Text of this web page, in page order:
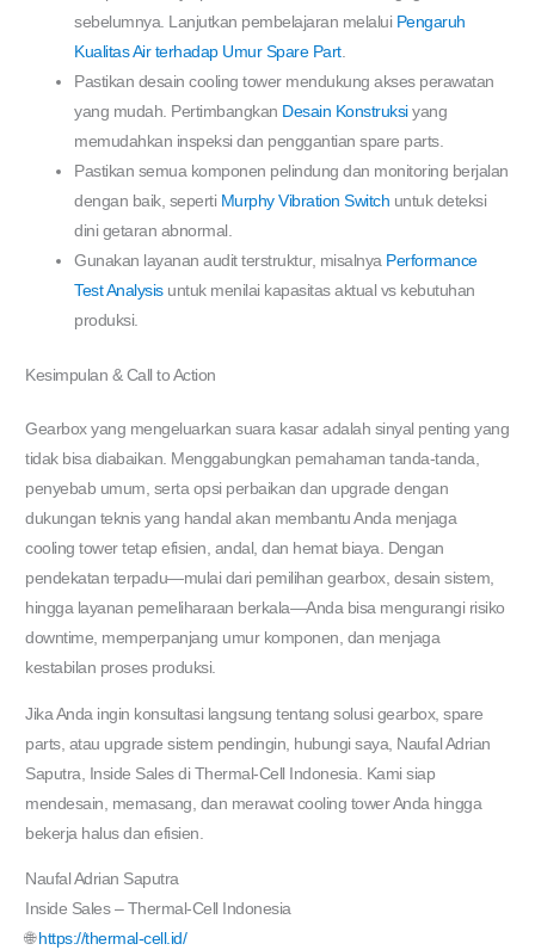
sebelumnya. Lanjutkan pembelajaran melalui Pengaruh
Kualitas Air terhadap Umur Spare Part.
Pastikan desain cooling tower mendukung akses perawatan
yang mudah. Pertimbangkan Desain Konstruksiyang
memudahkan inspeksi dan penggantian spare parts.
Pastikan semua komponen pelindung dan monitoring berjalan
dengan baik, seperti Murphy Vibration Switch untuk deteksi
dini getaran abnormal.
Gunakan layanan audit terstruktur, misalnya Performance
Test Analysisuntuk menilai kapasitas aktual vs kebutuhan
produksi.
Kesimpulan & Call to Action
Gearbox yang mengeluarkan suara kasar adalah sinyal penting yang
tidak bisa diabaikan. Menggabungkan pemahaman tanda-tanda,
penyebab umum, serta opsi perbaikan dan upgrade dengan
dukungan teknis yang handal akan membantu Anda menjaga
cooling tower tetap efisien, andal, dan hemat biaya. Dengan
pendekatan terpadu—mulai dari pemilihan gearbox, desain sistem,
hingga layanan pemeliharaan berkala—Anda bisa mengurangi risiko
downtime, memperpanjang umur komponen, dan menjaga
kestabilan proses produksi.
Jika Anda ingin konsultasi langsung tentang solusi gearbox, spare
parts, atau upgrade sistem pendingin, hubungi saya, Naufal Adrian
Saputra, Inside Sales di Thermal-Cell Indonesia. Kami siap
mendesain, memasang, dan merawat cooling tower Anda hingga
bekerja halus dan efisien.
Naufal Adrian Saputra
Inside Sales – Thermal-Cell Indonesia
🌐 https://thermal-cell.id/